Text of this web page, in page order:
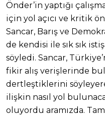
Önder’in yaptığı
için yol açıcı ve kritik
Sancar, Barış ve
de kendisi ile sık sık
söyledi. Sancar,
fikir alış verişlerinde
dertleştiklerini
ilişkin nasıl yol
oluyordu aramızda.